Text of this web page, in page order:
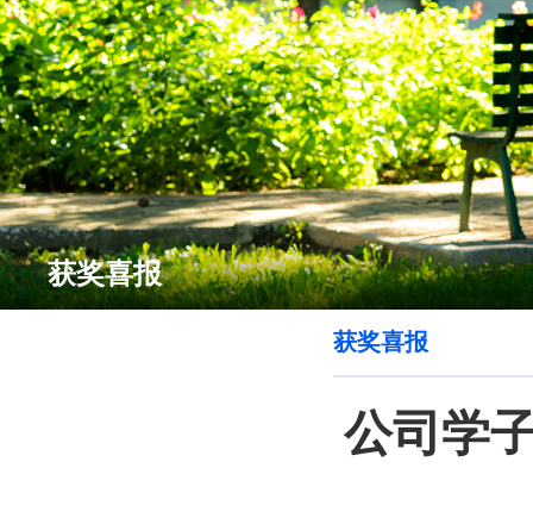
获奖喜报
获奖喜报
公司学